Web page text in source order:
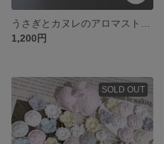
1,200円
SOLD OUT